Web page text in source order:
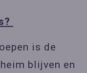
is de
blijven en